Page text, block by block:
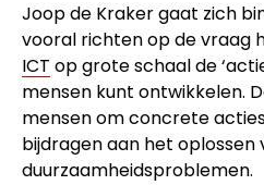
Joop de Kraker gaat zich
vooral richten op de vraag
ICT op grote schaal de
mensen kunt ontwikkelen.
mensen om concrete
bijdragen aan het oplossen
duurzaamheidsproblemen.